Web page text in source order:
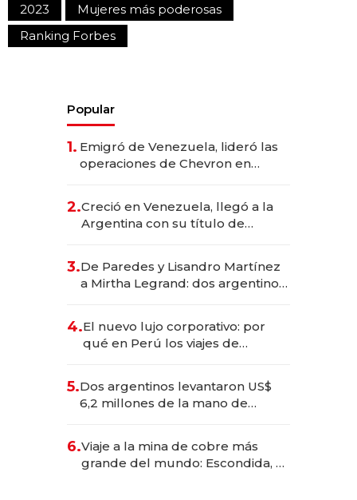
2023
Mujeres más poderosas
Ranking Forbes
Popular
1. Emigró de Venezuela, lideró las
operaciones de Chevron en
2.Creció en Venezuela, llegó a la
Argentina con su título de
las marcas "fast premium"
3.De Paredes y Lisandro Martínez
a Mirtha Legrand: dos argentinos
4.El nuevo lujo corporativo: por
qué en Perú los viajes de
transformadoras
5.Dos argentinos levantaron US$
6,2 millones de la mano de
6.Viaje a la mina de cobre más
grande del mundo: Escondida, el